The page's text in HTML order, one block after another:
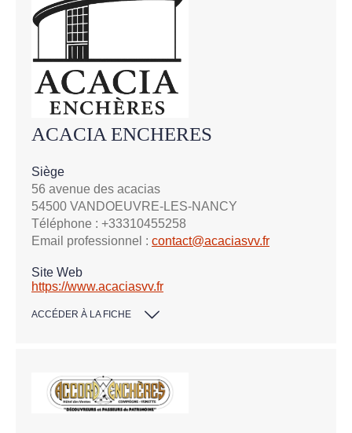
ACACIA ENCHERES
Siège
56 avenue des acacias
54500 VANDOEUVRE-LES-NANCY
Téléphone : +33310455258
Email professionnel : contact@acaciasvv.fr
Site Web
https://www.acaciasvv.fr
ACCÉDER À LA FICHE